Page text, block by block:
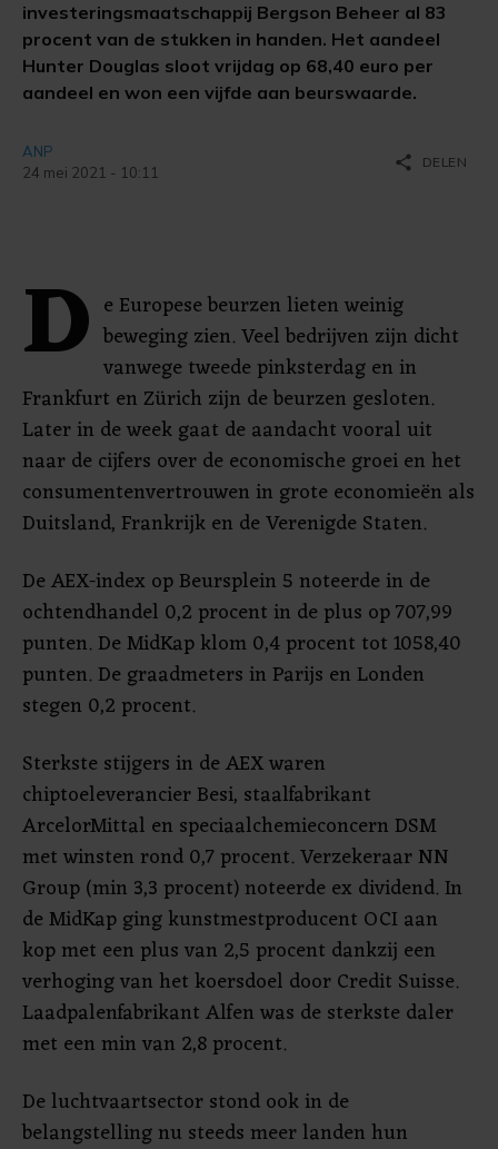
investeringsmaatschappij Bergson Beheer al 83
procent van de stukken in handen. Het aandeel
Hunter Douglas sloot vrijdag op 68,40 euro per
aandeel en won een vijfde aan beurswaarde.
ANP
24 mei 2021 - 10:11
share DELEN
D e Europese beurzen lieten weinig
beweging zien. Veel bedrijven zijn dicht
vanwege tweede pinksterdag en in
Frankfurt en Zürich zijn de beurzen gesloten.
Later in de week gaat de aandacht vooral uit
naar de cijfers over de economische groei en het
consumentenvertrouwen in grote economieën als
Duitsland, Frankrijk en de Verenigde Staten.
De AEX-index op Beursplein 5 noteerde in de
ochtendhandel 0,2 procent in de plus op 707,99
punten. De MidKap klom 0,4 procent tot 1058,40
punten. De graadmeters in Parijs en Londen
stegen 0,2 procent.
Sterkste stijgers in de AEX waren
chiptoeleverancier Besi, staalfabrikant
ArcelorMittal en speciaalchemieconcern DSM
met winsten rond 0,7 procent. Verzekeraar NN
Group (min 3,3 procent) noteerde ex dividend. In
de MidKap ging kunstmestproducent OCI aan
kop met een plus van 2,5 procent dankzij een
verhoging van het koersdoel door Credit Suisse.
Laadpalenfabrikant Alfen was de sterkste daler
met een min van 2,8 procent.
De luchtvaartsector stond ook in de
belangstelling nu steeds meer landen hun